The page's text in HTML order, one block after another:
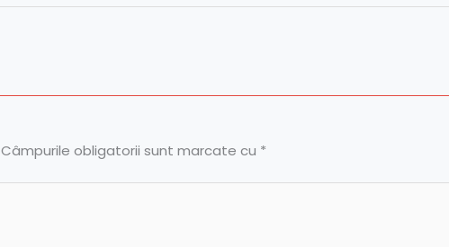
Câmpurile obligatorii sunt marcate cu *